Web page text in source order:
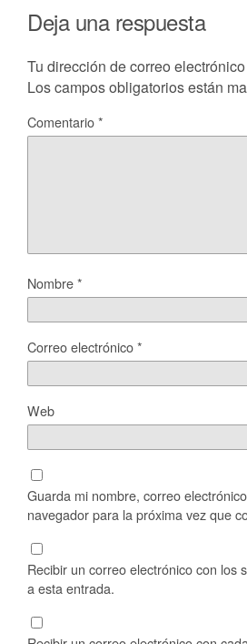
Deja una respuesta
Tu dirección de correo
Los campos obligatorios están
Comentario*
Nombre*
Correo electrónico*
Web
Guarda mi nombre, correo
navegador para la próxima vez que
Recibir un correo electrónico con los
a esta entrada.